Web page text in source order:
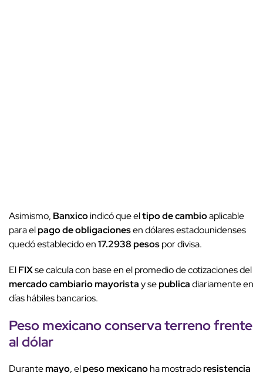
Asimismo, Banxicoindicó que eltipo de cambioaplicable
para elpago de obligacionesen dólares estadounidenses
quedó establecido en17.2938 pesospor divisa.
ElFIXse calcula con base en el promedio de cotizaciones del
mercado cambiario mayoristay sepublicadiariamente en
días hábiles bancarios.
Peso mexicanoconserva terreno frente
aldólar
Durantemayo, elpeso mexicanoha mostradoresistencia